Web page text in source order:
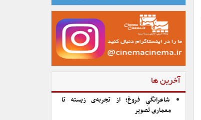
آخرین ها
شاعرانگیِ فروغ؛ از تجربه‌ی زیسته تا
معماری تصویر